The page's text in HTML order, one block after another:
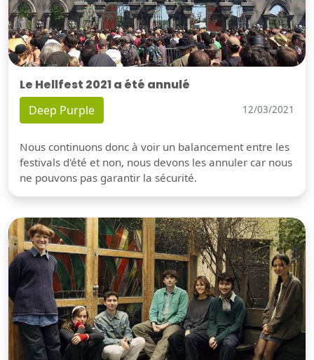
Le Hellfest 2021 a été annulé
Deep Purple 12/03/2021
Nous continuons donc à voir un balancement entre les
festivals d'été et non, nous devons les annuler car nous
ne pouvons pas garantir la sécurité.